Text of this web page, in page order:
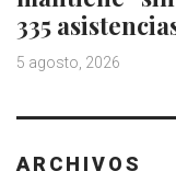
335
5 agosto, 2026
ARCHIVOS